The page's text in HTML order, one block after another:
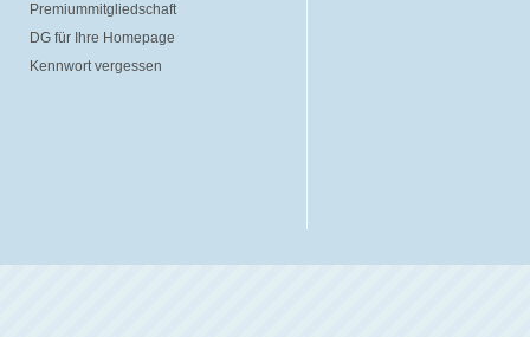
Premiummitgliedschaft
DG für Ihre Homepage
Kennwort vergessen